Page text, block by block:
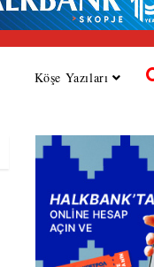
Köşe Yazıları